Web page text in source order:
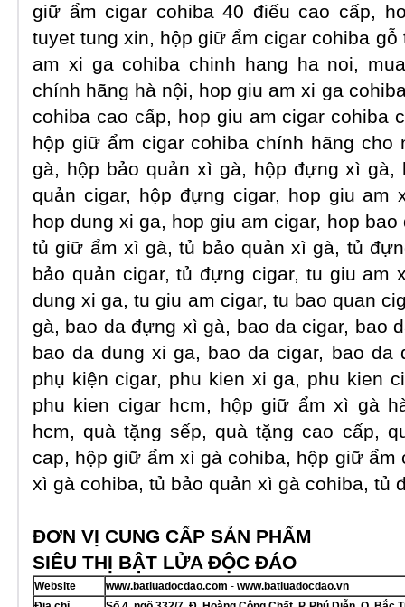
giữ ẩm cigar cohiba 40 điếu cao cấp,
tuyet tung xin, hộp giữ ẩm cigar cohiba
am xi ga cohiba chinh hang ha noi,
chính hãng hà nội, hop giu am xi ga
cohiba cao cấp, hop giu am cigar cohiba
hộp giữ ẩm cigar cohiba chính hãng
gà, hộp bảo quản xì gà, hộp đựng xì gà,
quản cigar, hộp đựng cigar, hop giu am
hop dung xi ga, hop giu am cigar, hop
tủ giữ ẩm xì gà, tủ bảo quản xì gà, tủ
bảo quản cigar, tủ đựng cigar, tu giu am
dung xi ga, tu giu am cigar, tu bao quan
gà, bao da đựng xì gà, bao da cigar, bao
bao da dung xi ga, bao da cigar, bao da
phụ kiện cigar, phu kien xi ga, phu kien
phu kien cigar hcm, hộp giữ ẩm xì gà
hcm, quà tặng sếp, quà tặng cao cấp,
cap, hộp giữ ẩm xì gà cohiba, hộp giữ ẩm
xì gà cohiba, tủ bảo quản xì gà cohiba, tủ
ĐƠN VỊ CUNG CẤP SẢN PHẨM
SIÊU THỊ BẬT LỬA ĐỘC ĐÁO
Website www.batluadocdao.com - www.batluadocdao.vn